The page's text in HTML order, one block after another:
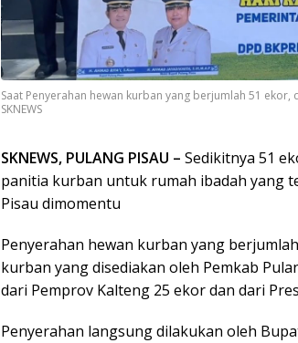
Saat Penyerahan hewan kurban yang berjumlah 51
SKNEWS
SKNEWS, PULANG PISAU – Sedikitnya 51
panitia kurban untuk rumah ibadah yang
Pisau dimomentu
Penyerahan hewan kurban yang
kurban yang disediakan oleh Pemkab
dari Pemprov Kalteng 25 ekor dan dari
Penyerahan langsung dilakukan oleh